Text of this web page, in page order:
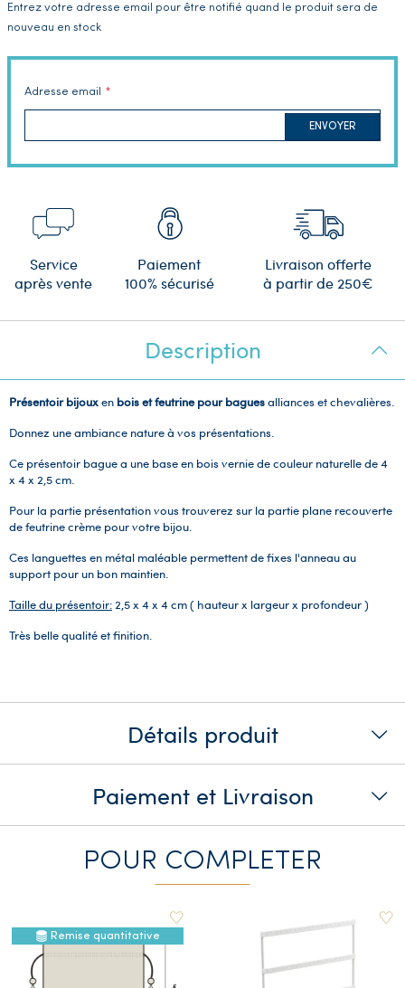
Entrez votre adresse email pour être notifié quand le produit sera de
nouveau en stock
Adresse email
ENVOYER
Service
après vente
Paiement
100% sécurisé
Livraison offerte
à partir de 250€
Description
Présentoir bijouxen bois et feutrinepour baguesalliances et chevalières.
Donnez une ambiance nature à vos présentations.
Ce présentoir bague a une base en bois vernie de couleur naturelle de 4
x 4 x 2,5 cm.
Pour la partie présentation vous trouverez sur la partie plane recouverte
de feutrine crème pour votre bijou.
Ces languettes en métal maléable permettent de fixes l'anneau au
support pour un bon maintien.
Taille du présentoir:2,5 x 4 x 4 cm ( hauteur x largeur x profondeur )
Très belle qualité et finition.
Détails produit
Paiement et Livraison
POUR COMPLETER
Remise quantitative